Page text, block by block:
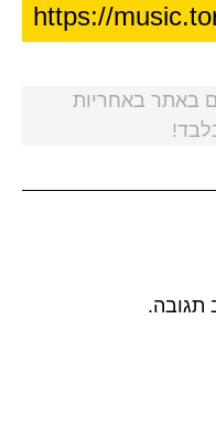
באתר באחריות
תגובה.